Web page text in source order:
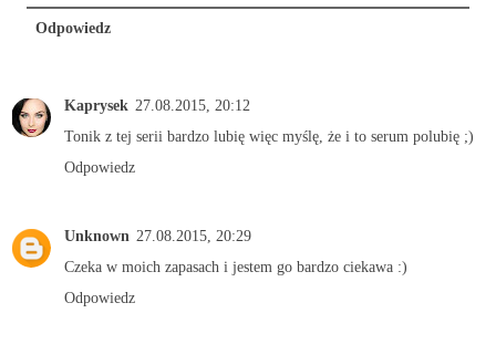
Odpowiedz
Kaprysek 27.08.2015, 20:12
Tonik z tej serii bardzo lubię więc myślę, że i to serum polubię ;)
Odpowiedz
Unknown 27.08.2015, 20:29
Czeka w moich zapasach i jestem go bardzo ciekawa :)
Odpowiedz